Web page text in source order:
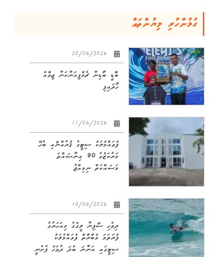
ގުޅުންހުރި ލިޔުންތައް
ބޮޑީ ބޯޑިން ޗެމްޕިއަންކަން ޖިވާއު
ހޯދައިފި
ފުވައްމުލަކު ސިޓީގެ ޤުރުއާނާއި ބެހޭ
މަރުކަޒުގެ 90 އިންސައްތަ
މަސައްކަތް ނިމިއްޖެ
ދިވެހި ސާފިން ލީގުގެ މިއަހަރުގެ
ފުރަތަމަ މުބާރާތް ފުވައްމުލަކު
ސިޓީގައި އަންނަ ބުދަ ދުވަހު ފެށެނީ